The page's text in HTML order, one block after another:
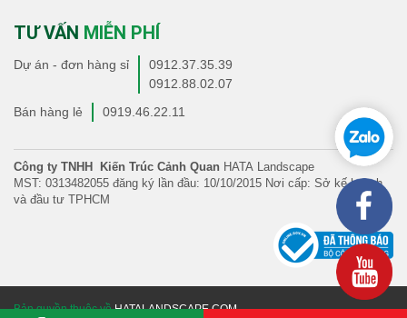
TƯ VẤN MIỄN PHÍ
Dự án - đơn hàng sỉ
0912.37.35.39
0912.88.02.07
Bán hàng lẻ
0919.46.22.11
Công ty TNHH Kiến Trúc Cảnh Quan HATA Landscape
MST: 0313482055 đăng ký lần đầu: 10/10/2015 Nơi cấp: Sở kế hoạch
và đầu tư TPHCM
Bản quyền thuộc về HATALANDSCAPE.COM